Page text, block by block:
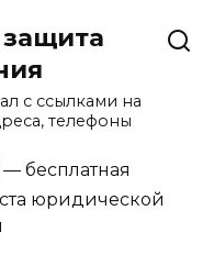
с ссылками на
телефоны
бесплатная
юридической